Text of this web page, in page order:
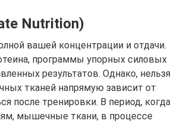
Nutrition)
вашей концентрации и отдачи.
программы упорных силовых
результатов. Однако, нельзя
тканей напрямую зависит от
после тренировки. В период, когда
мышечные ткани, в процессе